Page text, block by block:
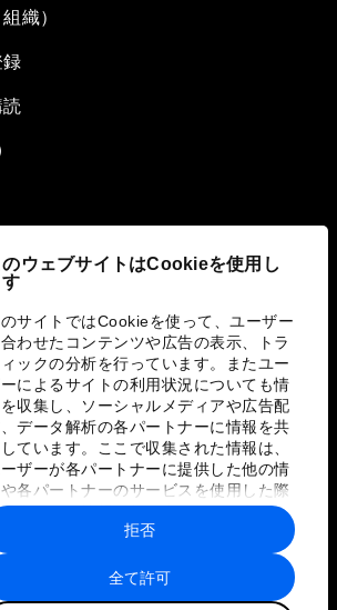
のウェブサイトはCookieを使用し
す
サイトではCookieを使って、ユーザー
わせたコンテンツや広告の表示、トラ
ックの分析を行っています。またユー
によるサイトの利用状況についても情
収集し、ソーシャルメディアや広告配
データ解析の各パートナーに情報を共
ています。ここで収集された情報は、
ザーが各パートナーに提供した他の情
各パートナーのサービスを使用した際
収集された情報と組み合わされ、各パー
ーによって使用されることがありま
全て許可
拒否
織）
の取り組み
)
バシーポリシーと利用規約
サイトマップ